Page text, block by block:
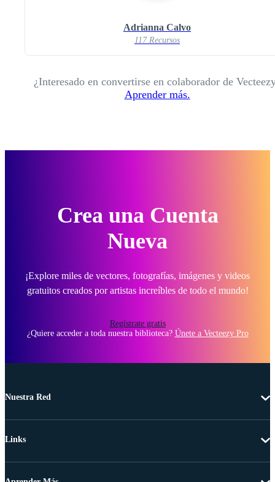
Adrianna Calvo
117 Recursos
¿Interesado en convertirse en colaborador de
Aprender más.
Crea una Cuenta
Nueva
¡Explore miles de vectores, fotografías, imágenes y videos
gratuitos creados por artistas increíbles de todo el mundo!
Regístrate gratis
¿Quiere acceder a toda nuestra biblioteca? Únete a Vecteezy Pro
Nuestra Red
Links